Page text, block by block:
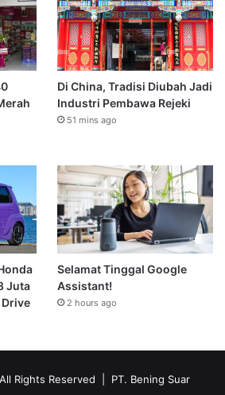
Di China, Tradisi Diubah Jadi
Industri Pembawa Rejeki
51 mins ago
Juta
Selamat Tinggal Google
Assistant!
2 hours ago
Rights Reserved | PT. Bening Suar